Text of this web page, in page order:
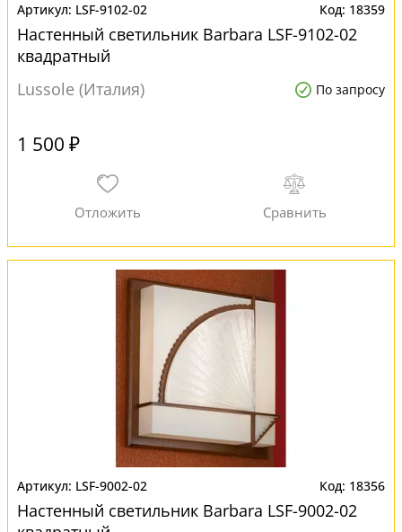
LSF-9102-02 18359
Настенный светильник Barbara LSF-9102-02
квадратный
Lussole (Италия)
По запросу
1 500 ₽
LSF-9002-02 18356
Настенный светильник Barbara LSF-9002-02